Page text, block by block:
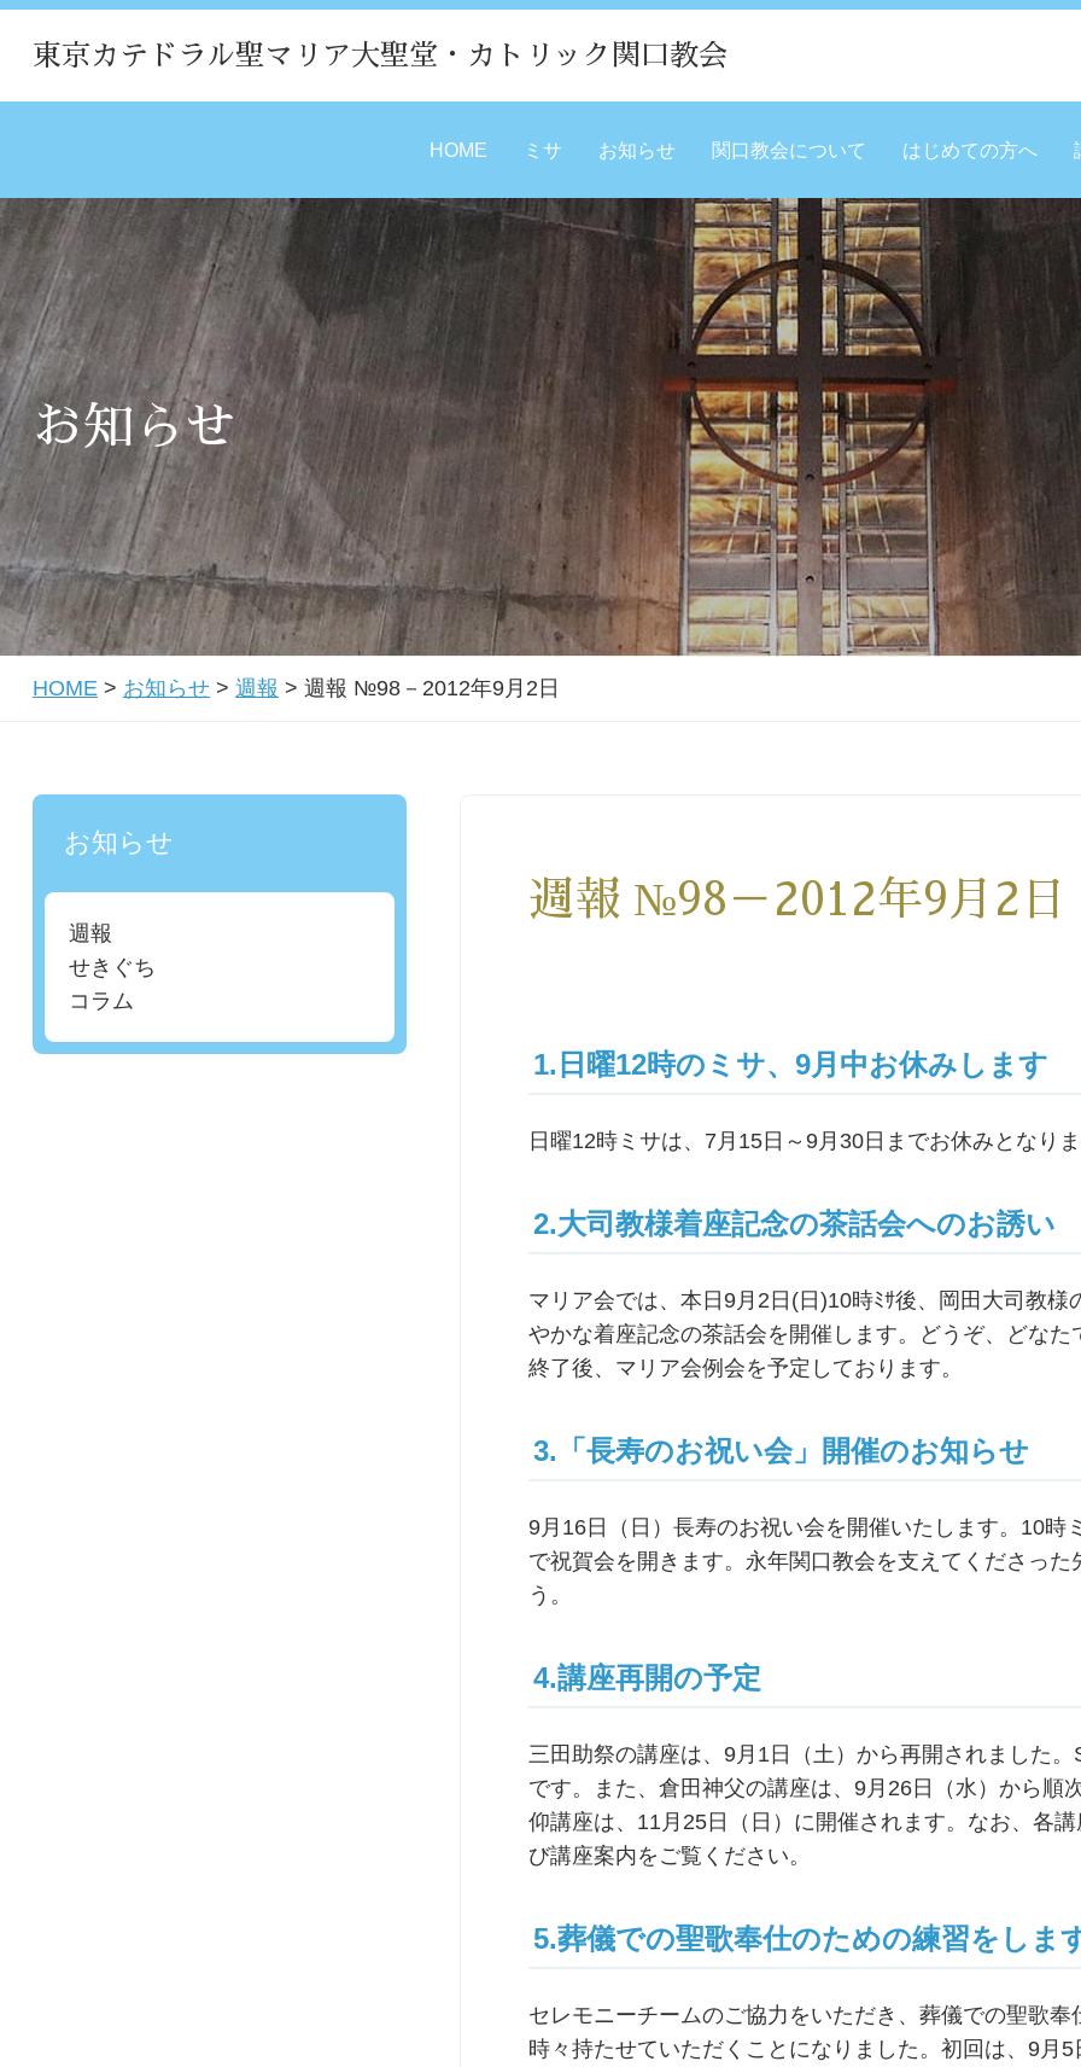
東京カテドラル聖マリア大聖堂・カトリック関口教会
HOME ミサ お知らせ 関口教会について はじめての方へ
お知らせ
HOME > お知らせ > 週報 > 週報 №98－2012年9月2日
週報 №98－2012年9月2日
1.日曜12時のミサ、9月中お休みします
日曜12時ミサは、7月15日～9月30日までお休みとなり
2.大司教様着座記念の茶話会へのお誘い
マリア会では、本日9月2日(日)10時ﾐｻ後、岡田大司教
やかな着座記念の茶話会を開催します。どうぞ、どな
終了後、マリア会例会を予定しております。
3.「長寿のお祝い会」開催のお知らせ
9月16日（日）長寿のお祝い会を開催いたします。10時
で祝賀会を開きます。永年関口教会を支えてくださっ
う。
4.講座再開の予定
三田助祭の講座は、9月1日（土）から再開されました
です。また、倉田神父の講座は、9月26日（水）から順
仰講座は、11月25日（日）に開催されます。なお、各
び講座案内をご覧ください。
5.葬儀での聖歌奉仕のための練習をしま
セレモニーチームのご協力をいただき、葬儀での聖歌
時々持たせていただくことになりました。初回は、9月
お知らせ
週報
せきぐち
コラム